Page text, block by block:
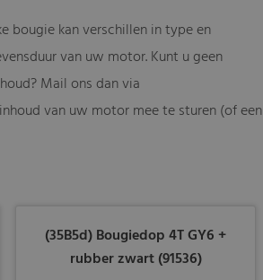
bougie kan verschillen in type en
van uw motor. Kunt u geen
Mail ons dan via
van uw motor mee te sturen (of een
(35B5d) Bougiedop 4T GY6 +
rubber zwart (91536)